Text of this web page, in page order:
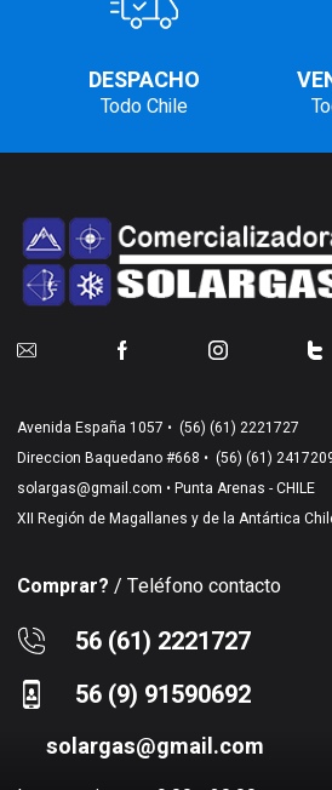
DESPACHO
Todo Chile
Avenida España 1057 • (56) (61) 2221727
Direccion Baquedano #668 • (56) (61)
solargas@gmail.com • Punta Arenas - CHILE
XII Región de Magallanes y de la Antártica
Comprar? / Teléfono contacto
56 (61) 2221727
56 (9) 91590692
solargas@gmail.com